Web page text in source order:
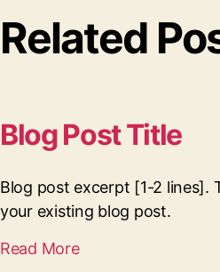
Related
Blog Post Title
Blog post excerpt [1-2 lines].
your existing blog post.
Read More